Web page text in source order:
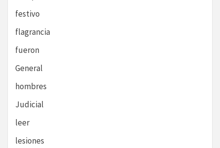
festivo
flagrancia
fueron
General
hombres
Judicial
leer
lesiones